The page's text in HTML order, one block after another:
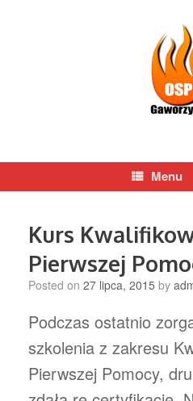
Menu
Kurs
Pierwszej
Posted on 27 lipca, 2015 by
Podczas ostatnio
szkolenia z zakresu
Pierwszej Pomocy,